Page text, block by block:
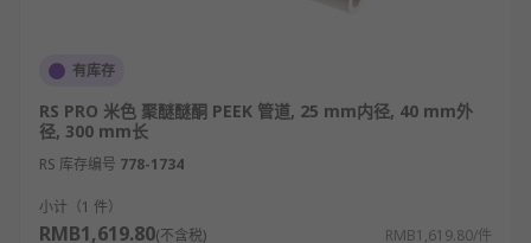
有库存
RS PRO 米色 聚醚醚酮 PEEK 管道, 25 mm内径, 40 mm外
径, 300 mm长
RS 库存编号 778-1734
小计（1 件）
RMB1,619.80(不含税) RMB1,619.80/件